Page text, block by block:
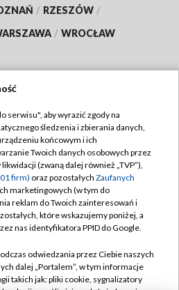
/ RZESZÓW /
/ WROCŁAW
TVP
TVP
prywatności
Moje zgody
Pomoc
Kontakt
serwisu", aby wyrazić zgody na
śledzenia i zbierania danych,
końcowym i ich
Twoich danych osobowych przez
(zwaną dalej również „TVP”),
firm) oraz pozostałych Zaufanych
marketingowych (w tym do
reklam do Twoich zainteresowań i
które wskazujemy poniżej, a
nas identyfikatora PPID do Google.
odwiedzania przez Ciebie naszych
dalej „Portalem”, w tym informacje
takich jak: pliki cookie, sygnalizatory